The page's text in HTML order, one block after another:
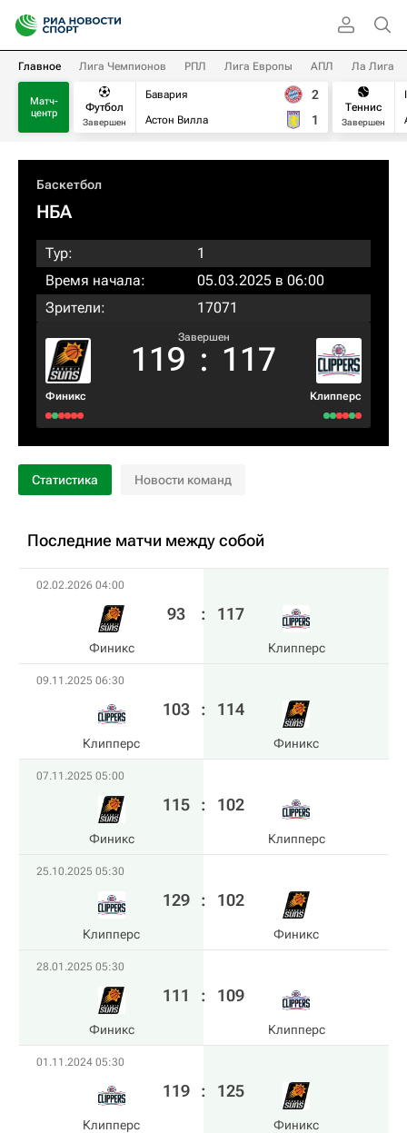
Главное Лига Чемпионов РПЛ Лига Европы АПЛ Ла Лига
Матч-
центр
Футбол
Завершен
Бавария
Астон Вилла
2
1
Теннис
Завершен
Баскетбол
НБА
Тур:
1
Время начала:
05.03.2025 в 06:00
Зрители:
17071
Финикс
Завершен
119 : 117
Клипперс
Статистика Новости команд
Последние матчи между собой
02.02.2026 04:00
Финикс
93 : 117
Клипперс
09.11.2025 06:30
Клипперс
103 : 114
Финикс
07.11.2025 05:00
Финикс
115 : 102
Клипперс
25.10.2025 05:30
Клипперс
129 : 102
Финикс
28.01.2025 05:30
Финикс
111 : 109
Клипперс
01.11.2024 05:30
Клипперс
119 : 125
Финикс